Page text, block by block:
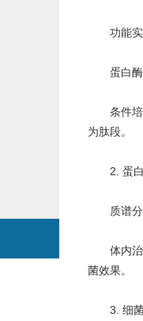
功能实
蛋白酶体
条件培养
为肽段。
2. 蛋白
质谱分析
体内治疗
菌效果。
3. 细菌